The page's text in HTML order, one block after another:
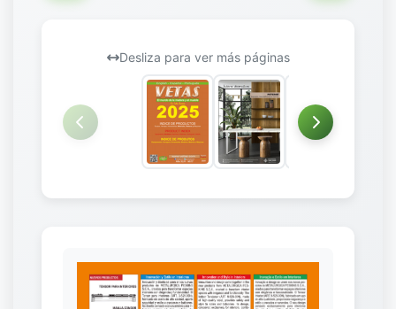
Desliza para ver más páginas